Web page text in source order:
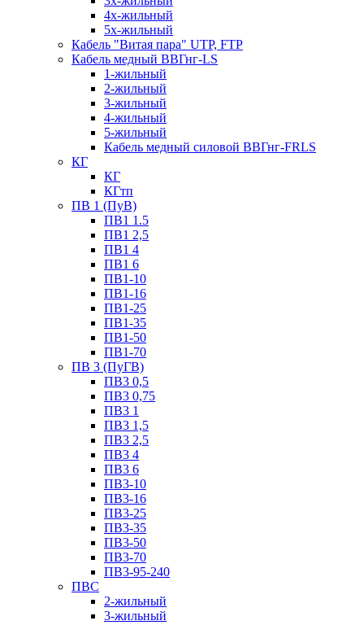
4х-жильный
5х-жильный
Кабель "Витая пара" UTP, FTP
Кабель медный ВВГнг-LS
1-жильный
2-жильный
3-жильный
4-жильный
5-жильный
Кабель медный силовой ВВГнг-FRLS
КГ
КГ
КГтп
ПВ 1 (ПуВ)
ПВ1 1.5
ПВ1 2,5
ПВ1 4
ПВ1 6
ПВ1-10
ПВ1-16
ПВ1-25
ПВ1-35
ПВ1-50
ПВ1-70
ПВ 3 (ПуГВ)
ПВ3 0,5
ПВ3 0,75
ПВ3 1
ПВ3 1,5
ПВ3 2,5
ПВ3 4
ПВ3 6
ПВ3-10
ПВ3-16
ПВ3-25
ПВ3-35
ПВ3-50
ПВ3-70
ПВ3-95-240
ПВС
2-жильный
3-жильный